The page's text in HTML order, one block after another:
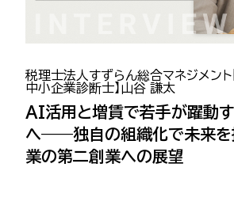
税理士法人すずらん総合マネジメント
中小企業診断士】山谷 謙太
AI活用と増賃で若手が躍動
へ——独自の組織化で未来を
業の第二創業への展望